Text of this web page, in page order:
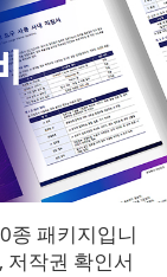
종 패키지입니
저작권 확인서